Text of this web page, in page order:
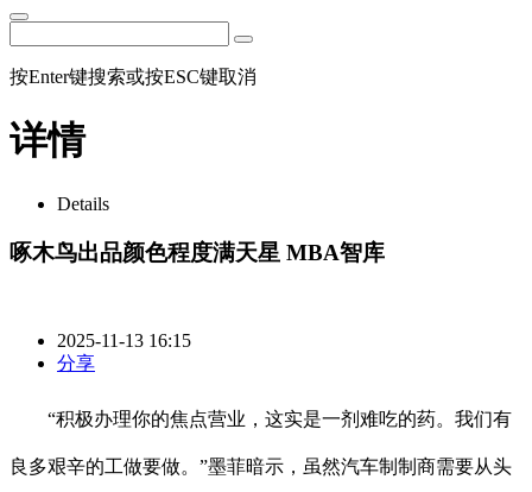
按Enter键搜索或按ESC键取消
详情
Details
啄木鸟出品颜色程度满天星 MBA智库
2025-11-13 16:15
分享
“积极办理你的焦点营业，这实是一剂难吃的药。我们有
良多艰辛的工做要做。”墨菲暗示，虽然汽车制制商需要从头